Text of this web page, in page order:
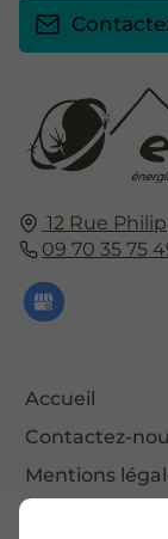
12 Rue
09 70 35 75
Accueil
Contactez-
Mentions